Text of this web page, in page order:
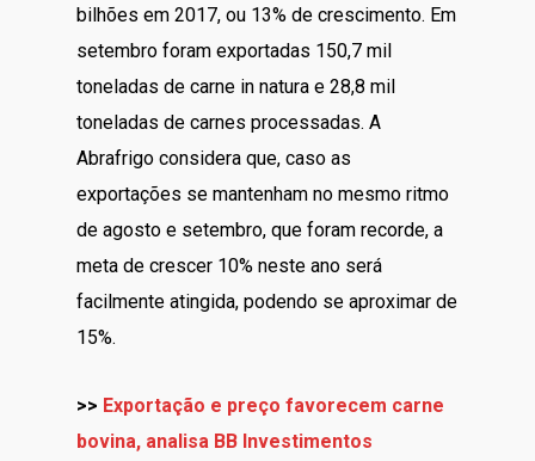
bilhões em 2017, ou 13% de crescimento. Em
setembro foram exportadas 150,7 mil
toneladas de carne in natura e 28,8 mil
toneladas de carnes processadas. A
Abrafrigo considera que, caso as
exportações se mantenham no mesmo ritmo
de agosto e setembro, que foram recorde, a
meta de crescer 10% neste ano será
facilmente atingida, podendo se aproximar de
15%.
>> Exportação e preço favorecem carne
bovina, analisa BB Investimentos